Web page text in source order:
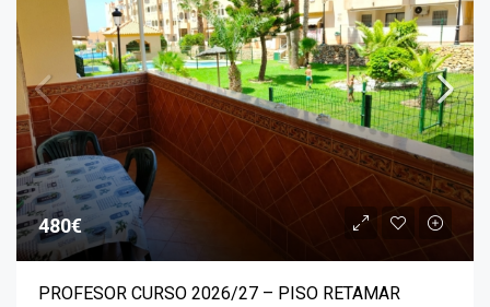
480€
PROFESOR CURSO 2026/27 – PISO RETAMAR